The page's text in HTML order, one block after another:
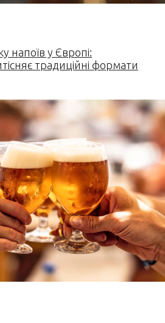
напоїв у Європі:
традиційні формати